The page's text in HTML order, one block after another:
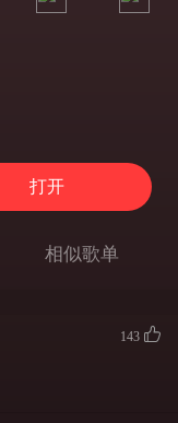
打开
相似歌单
143